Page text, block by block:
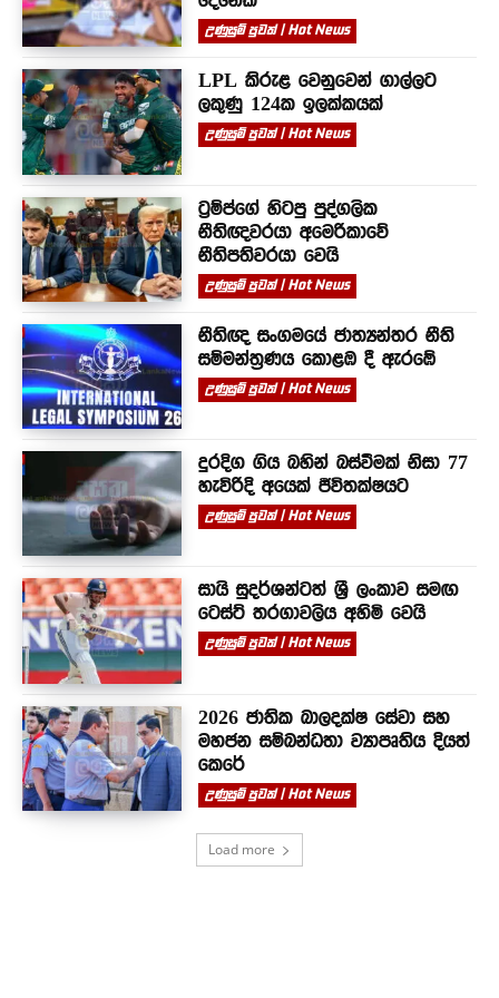
උණුසුම් පුවත් | Hot News
LPL කිරුළ වෙනුවෙන් ගාල්ලට
ලකුණු 124ක ඉලක්කයක්
උණුසුම් පුවත් | Hot News
ට්‍රම්ප්ගේ හිටපු පුද්ගලික
නීතිඥවරයා අමෙරිකාවේ
නීතිපතිවරයා වෙයි
උණුසුම් පුවත් | Hot News
නීතිඥ සංගමයේ ජාත්‍යන්තර නීති
සම්මන්ත්‍රණය කොළඹ දී ඇරඹේ
උණුසුම් පුවත් | Hot News
දුරදිග ගිය බහින් බස්වීමක් නිසා 77
හැවිරිදි අයෙක් ජීවිතක්ෂයට
උණුසුම් පුවත් | Hot News
සායි සුදර්ශන්ටත් ශ්‍රී ලංකාව සමඟ
ටෙස්ට් තරගාවලිය අහිමි වෙයි
උණුසුම් පුවත් | Hot News
2026 ජාතික බාලදක්ෂ සේවා සහ
මහජන සම්බන්ධතා ව්‍යාපෘතිය දියත්
කෙරේ
උණුසුම් පුවත් | Hot News
Load more